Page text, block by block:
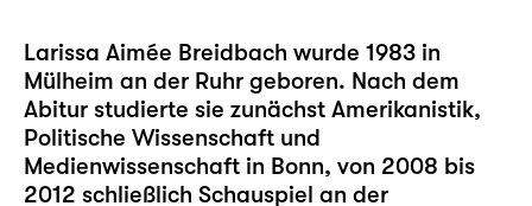
Larissa Aimée Breidbach wurde 1983 in
Mülheim an der Ruhr geboren. Nach dem
Abitur studierte sie zunächst Amerikanistik,
Politische Wissenschaft und
Medienwissenschaft in Bonn, von 2008 bis
2012 schließlich Schauspiel an der